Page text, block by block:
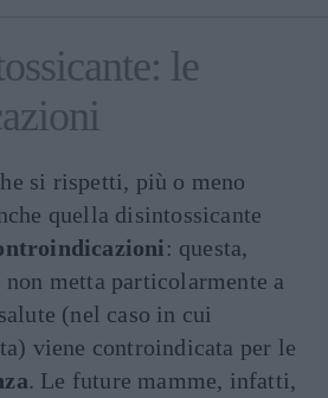
le
si rispetti, più o meno
quella disintossicante
: questa,
metta particolarmente a
(nel caso in cui
viene controindicata per le
. Le future mamme, infatti,